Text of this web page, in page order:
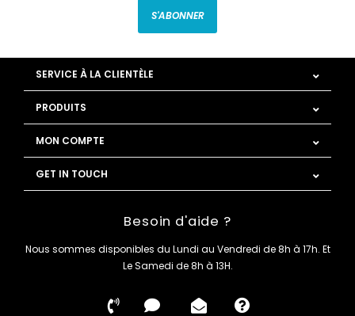
S'ABONNER
SERVICE À LA CLIENTÈLE
PRODUITS
MON COMPTE
GET IN TOUCH
Besoin d'aide ?
Nous sommes disponibles du Lundi au Vendredi de 8h à 17h. Et
Le Samedi de 8h à 13H.